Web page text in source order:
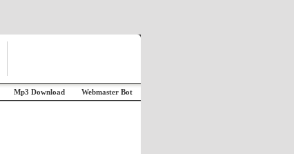
Mp3 Download Webmaster Bot